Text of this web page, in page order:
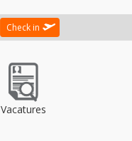
Check in
Vacatures